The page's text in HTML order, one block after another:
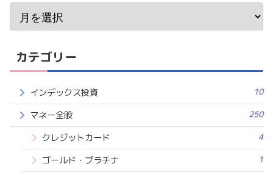
カテゴリー
インデックス投資 10
マネー全般 250
クレジットカード 4
ゴールド・プラチナ 1